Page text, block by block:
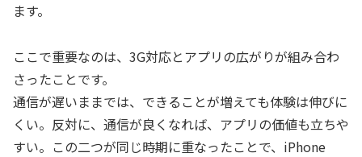
ます。
ここで重要なのは、3G対応とアプリの広がりが組み合わ
さったことです。
通信が遅いままでは、できることが増えても体験は伸びに
くい。反対に、通信が良くなれば、アプリの価値も立ちや
すい。この二つが同じ時期に重なったことで、iPhone